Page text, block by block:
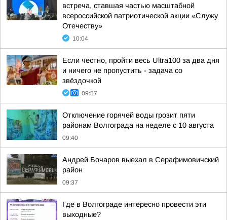
встреча, ставшая частью масштабной
всероссийской патриотической акции «Служу
Отечеству»
10:04
Если честно, пройти весь Ultra100 за два дня
и ничего не пропустить - задача со
звёздочкой
09:57
Отключение горячей воды грозит пяти
районам Волгограда на неделе с 10 августа
09:40
Андрей Бочаров выехал в Серафимовичский
район
09:37
Где в Волгограде интересно провести эти
выходные?